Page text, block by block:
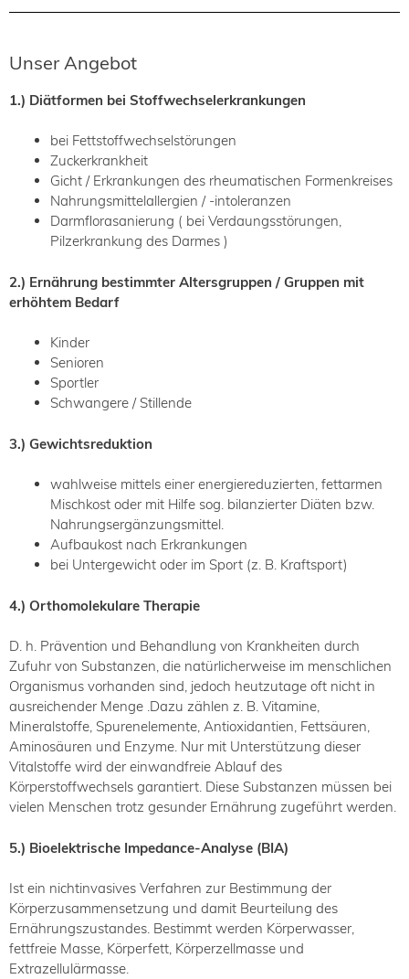
Unser Angebot
1.) Diätformen bei Stoffwechselerkrankungen
bei Fettstoffwechselstörungen
Zuckerkrankheit
Gicht / Erkrankungen des rheumatischen Formenkreises
Nahrungsmittelallergien / -intoleranzen
Darmflorasanierung ( bei Verdaungsstörungen,
Pilzerkrankung des Darmes )
2.) Ernährung bestimmter Altersgruppen / Gruppen mit
erhöhtem Bedarf
Kinder
Senioren
Sportler
Schwangere / Stillende
3.) Gewichtsreduktion
wahlweise mittels einer energiereduzierten, fettarmen
Mischkost oder mit Hilfe sog. bilanzierter Diäten bzw.
Nahrungsergänzungsmittel.
Aufbaukost nach Erkrankungen
bei Untergewicht oder im Sport (z. B. Kraftsport)
4.) Orthomolekulare Therapie
D. h. Prävention und Behandlung von Krankheiten durch
Zufuhr von Substanzen, die natürlicherweise im menschlichen
Organismus vorhanden sind, jedoch heutzutage oft nicht in
ausreichender Menge .Dazu zählen z. B. Vitamine,
Mineralstoffe, Spurenelemente, Antioxidantien, Fettsäuren,
Aminosäuren und Enzyme. Nur mit Unterstützung dieser
Vitalstoffe wird der einwandfreie Ablauf des
Körperstoffwechsels garantiert. Diese Substanzen müssen bei
vielen Menschen trotz gesunder Ernährung zugeführt werden.
5.) Bioelektrische Impedance-Analyse (BIA)
Ist ein nichtinvasives Verfahren zur Bestimmung der
Körperzusammensetzung und damit Beurteilung des
Ernährungszustandes. Bestimmt werden Körperwasser,
fettfreie Masse, Körperfett, Körperzellmasse und
Extrazellulärmasse.